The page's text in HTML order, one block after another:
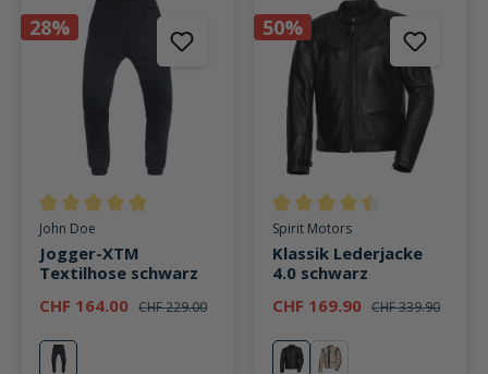
28%
Durchschnittliche Bewertung von 5 von 5 Sternen
John Doe
Jogger-XTM
Textilhose schwarz
CHF 164.00 CHF 229.00
50%
Durchschnittliche Bewertung
Spirit Motors
Klassik Lederjacke
4.0 schwarz
CHF 169.90 CHF 339.90